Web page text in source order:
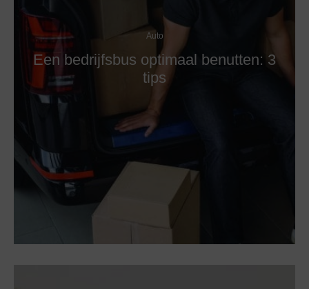
Auto
Een bedrijfsbus optimaal benutten: 3
tips